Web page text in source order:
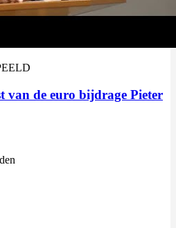
van de euro bijdrage Pieter